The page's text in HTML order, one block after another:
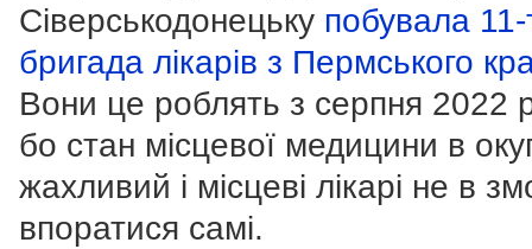
Сіверськодонецьку побувала 11-
бригада лікарів з Пермського
Вони це роблять з серпня 2022
бо стан місцевої медицини в
жахливий і місцеві лікарі не в
впоратися самі.